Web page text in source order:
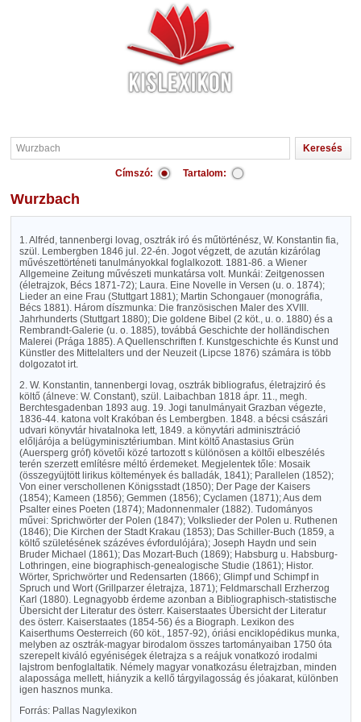
Címszó: Tartalom:
Wurzbach
1. Alfréd, tannenbergi lovag, osztrák iró és műtörténész, W. Konstantin fia,
szül. Lembergben 1846 jul. 22-én. Jogot végzett, de azután kizárólag
művészettörténeti tanulmányokkal foglalkozott. 1881-86. a Wiener
Allgemeine Zeitung művészeti munkatársa volt. Munkái: Zeitgenossen
(életrajzok, Bécs 1871-72); Laura. Eine Novelle in Versen (u. o. 1874);
Lieder an eine Frau (Stuttgart 1881); Martin Schongauer (monográfia,
Bécs 1881). Három díszmunka: Die französischen Maler des XVIII.
Jahrhunderts (Stuttgart 1880); Die goldene Bibel (2 köt., u. o. 1880) és a
Rembrandt-Galerie (u. o. 1885), továbbá Geschichte der holländischen
Malerei (Prága 1885). A Quellenschriften f. Kunstgeschichte és Kunst und
Künstler des Mittelalters und der Neuzeit (Lipcse 1876) számára is több
dolgozatot irt.
2. W. Konstantin, tannenbergi lovag, osztrák bibliografus, életrajziró és
költő (álneve: W. Constant), szül. Laibachban 1818 ápr. 11., megh.
Berchtesgadenban 1893 aug. 19. Jogi tanulmányait Grazban végezte,
1836-44. katona volt Krakóban és Lembergben. 1848. a bécsi császári
udvari könyvtár hivatalnoka lett, 1849. a könyvtári adminisztráció
előljárója a belügyminisztériumban. Mint költő Anastasius Grün
(Auersperg gróf) követői közé tartozott s különösen a költői elbeszélés
terén szerzett említésre méltó érdemeket. Megjelentek tőle: Mosaik
(összegyüjtött lirikus költemények és balladák, 1841); Parallelen (1852);
Von einer verschollenen Königsstadt (1850); Der Page der Kaisers
(1854); Kameen (1856); Gemmen (1856); Cyclamen (1871); Aus dem
Psalter eines Poeten (1874); Madonnenmaler (1882). Tudományos
művei: Sprichwörter der Polen (1847); Volkslieder der Polen u. Ruthenen
(1846); Die Kirchen der Stadt Krakau (1853); Das Schiller-Buch (1859, a
költő születésének százéves évfordulójára); Joseph Haydn und sein
Bruder Michael (1861); Das Mozart-Buch (1869); Habsburg u. Habsburg-
Lothringen, eine biographisch-genealogische Studie (1861); Histor.
Wörter, Sprichwörter und Redensarten (1866); Glimpf und Schimpf in
Spruch und Wort (Grillparzer életrajza, 1871); Feldmarschall Erzherzog
Karl (1880). Legnagyobb érdeme azonban a Bibliographisch-statistische
Übersicht der Literatur des österr. Kaiserstaates Übersicht der Literatur
des österr. Kaiserstaates (1854-56) és a Biograph. Lexikon des
Kaiserthums Oesterreich (60 köt., 1857-92), óriási enciklopédikus munka,
melyben az osztrák-magyar birodalom összes tartományaiban 1750 óta
szerepelt kiváló egyéniségek életrajza s a reájuk vonatkozó irodalmi
lajstrom benfoglaltatik. Némely magyar vonatkozásu életrajzban, minden
alapossága mellett, hiányzik a kellő tárgyilagosság és jóakarat, különben
igen hasznos munka.
Forrás: Pallas Nagylexikon